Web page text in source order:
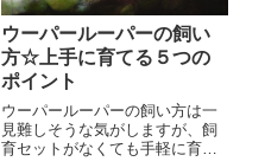
ウーパールーパーの飼い
方☆上手に育てる５つの
ポイント
ウーパールーパーの飼い方は一
見難しそうな気がしますが、飼
育セットがなくても手軽に育て